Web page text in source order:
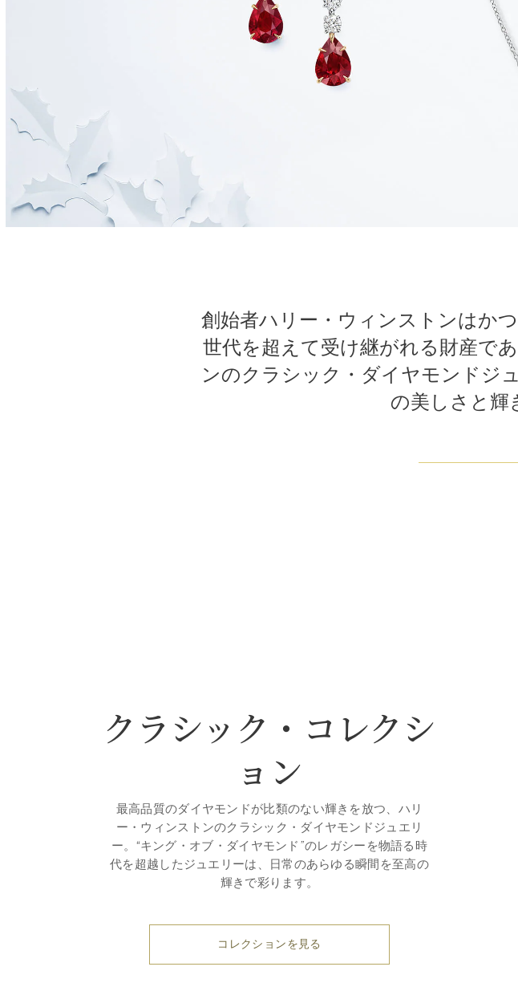
創始者ハリー・ウィンストンはか
世代を超えて受け継がれる財産で
ンのクラシック・ダイヤモンドジ
の美しさと輝
クラシック・コレクシ
ョン
最高品質のダイヤモンドが比類のない輝きを放つ、ハリ
ー・ウィンストンのクラシック・ダイヤモンドジュエリ
ー。“キング・オブ・ダイヤモンド”のレガシーを物語る時
代を超越したジュエリーは、日常のあらゆる瞬間を至高の
輝きで彩ります。
コレクションを見る